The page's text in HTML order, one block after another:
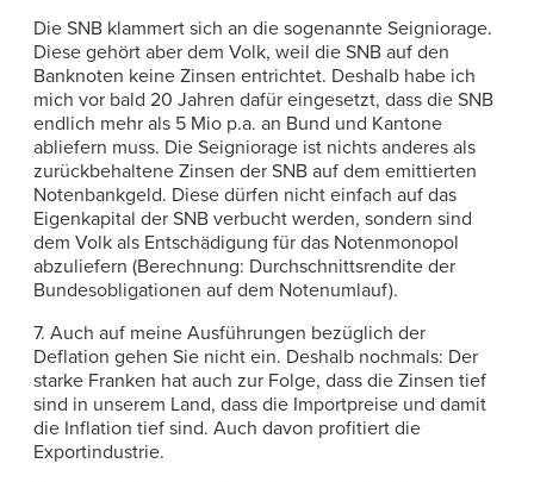
Die SNB klammert sich an die sogenannte Seigniorage.
Diese gehört aber dem Volk, weil die SNB auf den
Banknoten keine Zinsen entrichtet. Deshalb habe ich
mich vor bald 20 Jahren dafür eingesetzt, dass die SNB
endlich mehr als 5 Mio p.a. an Bund und Kantone
abliefern muss. Die Seigniorage ist nichts anderes als
zurückbehaltene Zinsen der SNB auf dem emittierten
Notenbankgeld. Diese dürfen nicht einfach auf das
Eigenkapital der SNB verbucht werden, sondern sind
dem Volk als Entschädigung für das Notenmonopol
abzuliefern (Berechnung: Durchschnittsrendite der
Bundesobligationen auf dem Notenumlauf).
7. Auch auf meine Ausführungen bezüglich der
Deflation gehen Sie nicht ein. Deshalb nochmals: Der
starke Franken hat auch zur Folge, dass die Zinsen tief
sind in unserem Land, dass die Importpreise und damit
die Inflation tief sind. Auch davon profitiert die
Exportindustrie.